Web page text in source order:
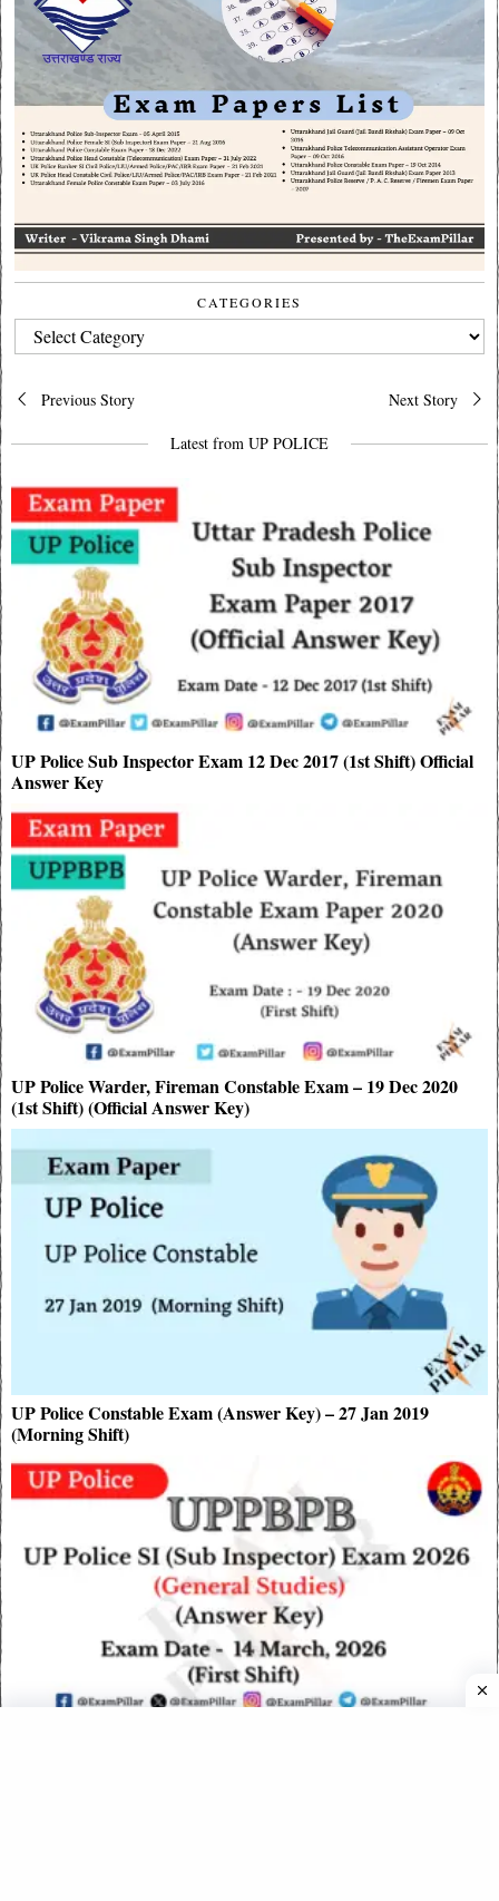
CATEGORIES
CATEGORIES
Post
navigation
Previous Story Next Story
Latest from UP POLICE
UP Police Sub Inspector Exam 12 Dec 2017 (1st Shift) Official
Answer Key
UP Police Warder, Fireman Constable Exam – 19 Dec 2020
(1st Shift) (Official Answer Key)
UP Police Constable Exam (Answer Key) – 27 Jan 2019
(Morning Shift)